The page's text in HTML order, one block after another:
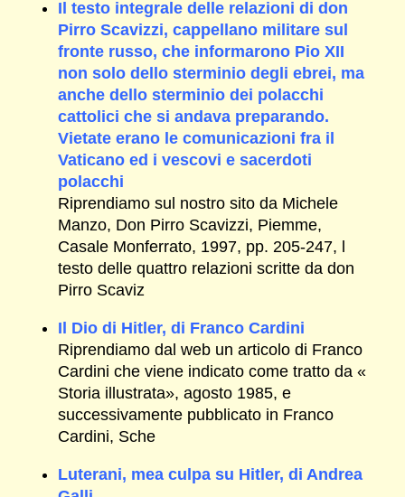
Il testo integrale delle relazioni di don
Pirro Scavizzi, cappellano militare sul
fronte russo, che informarono Pio XII
non solo dello sterminio degli ebrei, ma
anche dello sterminio dei polacchi
cattolici che si andava preparando.
Vietate erano le comunicazioni fra il
Vaticano ed i vescovi e sacerdoti
polacchi
Riprendiamo sul nostro sito da Michele
Manzo, Don Pirro Scavizzi, Piemme,
Casale Monferrato, 1997, pp. 205-247, l
testo delle quattro relazioni scritte da don
Pirro Scaviz
Il Dio di Hitler, di Franco Cardini
Riprendiamo dal web un articolo di Franco
Cardini che viene indicato come tratto da «
Storia illustrata», agosto 1985, e
successivamente pubblicato in Franco
Cardini, Sche
Luterani, mea culpa su Hitler, di Andrea